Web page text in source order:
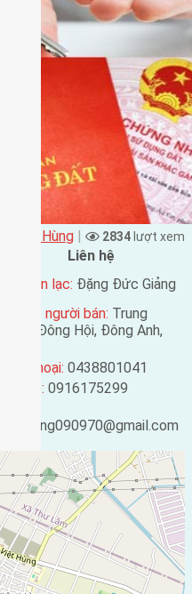
Xã Việt Hùng | 2834 lượt xem
Liên hệ
Tên liên lạc: Đặng Đức Giảng
Địa chỉ người bán: Trung
Thôn, Đông Hội, Đông Anh,
Điện thoại: 0438801041
Mobile: 0916175299
ducgiang090970@gmail.com